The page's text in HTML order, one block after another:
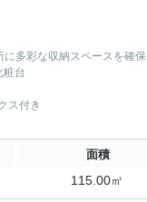
多彩な収納スペースを確保
粧台
ス付き
面積
115.00㎡